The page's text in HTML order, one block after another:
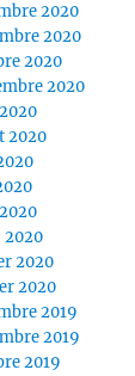
2020
2020
2020
2020
2020
2020
2020
2020
2019
2019
2019